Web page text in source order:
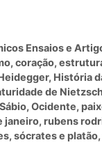
Ensaios e
, coração,
, História
de
, Ocidente,
janeiro, rubens
, sócrates e platão,